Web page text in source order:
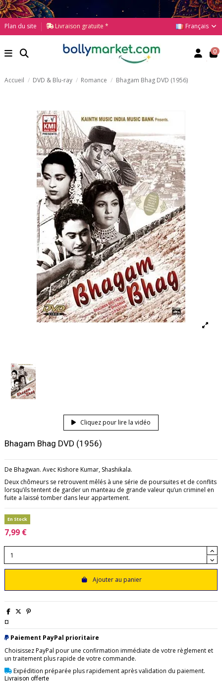
Plan du site Livraison gratuite * Français
0
Accueil DVD & Blu-ray Romance Bhagam Bhag DVD (1956)
Cliquez pour lire la vidéo
Bhagam Bhag DVD (1956)
De Bhagwan. Avec Kishore Kumar, Shashikala.
Deux chômeurs se retrouvent mêlés à une série de poursuites et de conflits
lorsqu’ils tentent de garder un manteau de grande valeur qu’un criminel en
fuite a laissé tomber dans leur appartement.
En Stock
7,99 €
Ajouter au panier
¤
Paiement PayPal prioritaire
Choisissez PayPal pour une confirmation immédiate de votre règlement et
un traitement plus rapide de votre commande.
Expédition préparée plus rapidement après validation du paiement.
Livraison offerte